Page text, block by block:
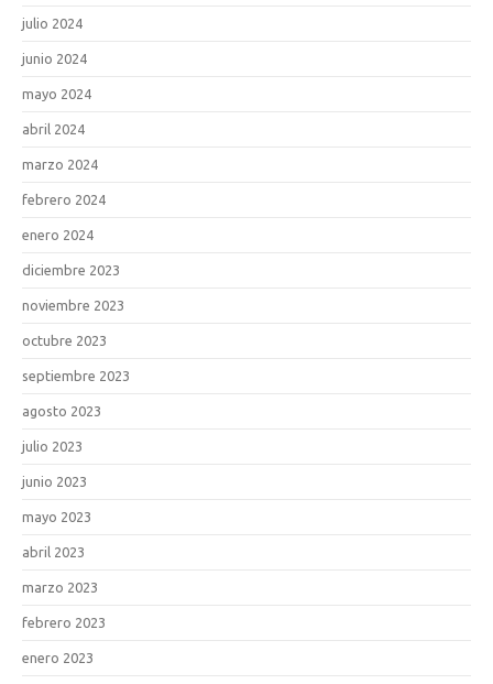
julio 2024
junio 2024
mayo 2024
abril 2024
marzo 2024
febrero 2024
enero 2024
diciembre 2023
noviembre 2023
octubre 2023
septiembre 2023
agosto 2023
julio 2023
junio 2023
mayo 2023
abril 2023
marzo 2023
febrero 2023
enero 2023